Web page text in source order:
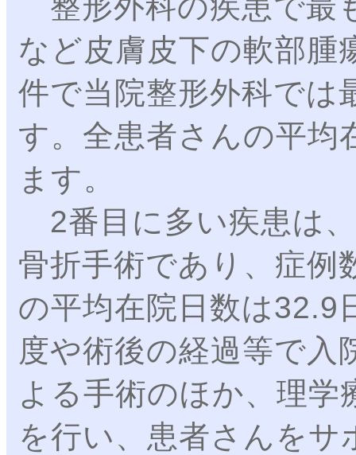
など皮膚皮下の軟部腫
件で当院整形外科では
す。全患者さんの平均
ます。
2番目に多い疾患は
骨折手術であり、症例
の平均在院日数は32.9
度や術後の経過等で入
よる手術のほか、理
を行い、患者さんを